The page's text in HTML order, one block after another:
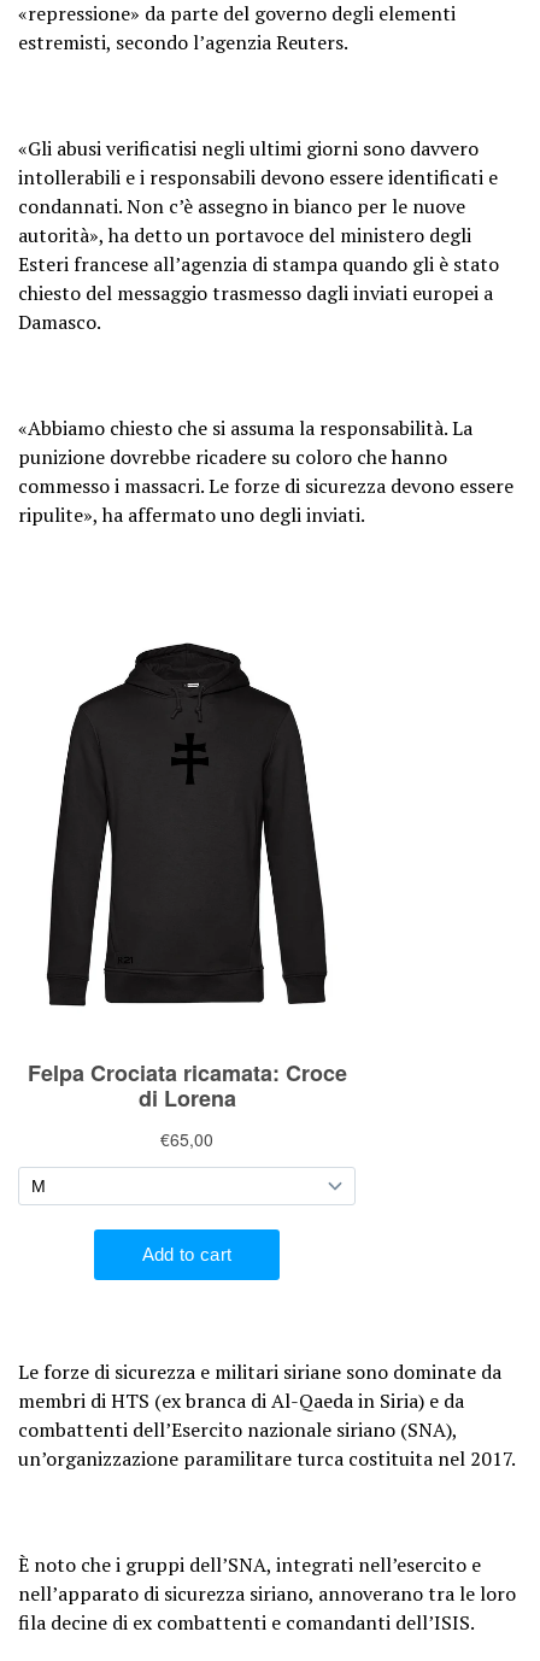
«repressione» da parte del governo degli elementi
estremisti, secondo l’agenzia Reuters.
«Gli abusi verificatisi negli ultimi giorni sono davvero
intollerabili e i responsabili devono essere identificati e
condannati. Non c’è assegno in bianco per le nuove
autorità», ha detto un portavoce del ministero degli
Esteri francese all’agenzia di stampa quando gli è stato
chiesto del messaggio trasmesso dagli inviati europei a
Damasco.
«Abbiamo chiesto che si assuma la responsabilità. La
punizione dovrebbe ricadere su coloro che hanno
commesso i massacri. Le forze di sicurezza devono essere
ripulite», ha affermato uno degli inviati.
Le forze di sicurezza e militari siriane sono dominate da
membri di HTS (ex branca di Al-Qaeda in Siria) e da
combattenti dell’Esercito nazionale siriano (SNA),
un’organizzazione paramilitare turca costituita nel 2017.
È noto che i gruppi dell’SNA, integrati nell’esercito e
nell’apparato di sicurezza siriano, annoverano tra le loro
fila decine di ex combattenti e comandanti dell’ISIS.